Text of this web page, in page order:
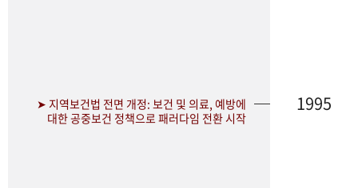
➤ 지역보건법 전면 개정: 보건 및 의료, 예방에
대한 공중보건 정책으로 패러다임 전환 시작
1995